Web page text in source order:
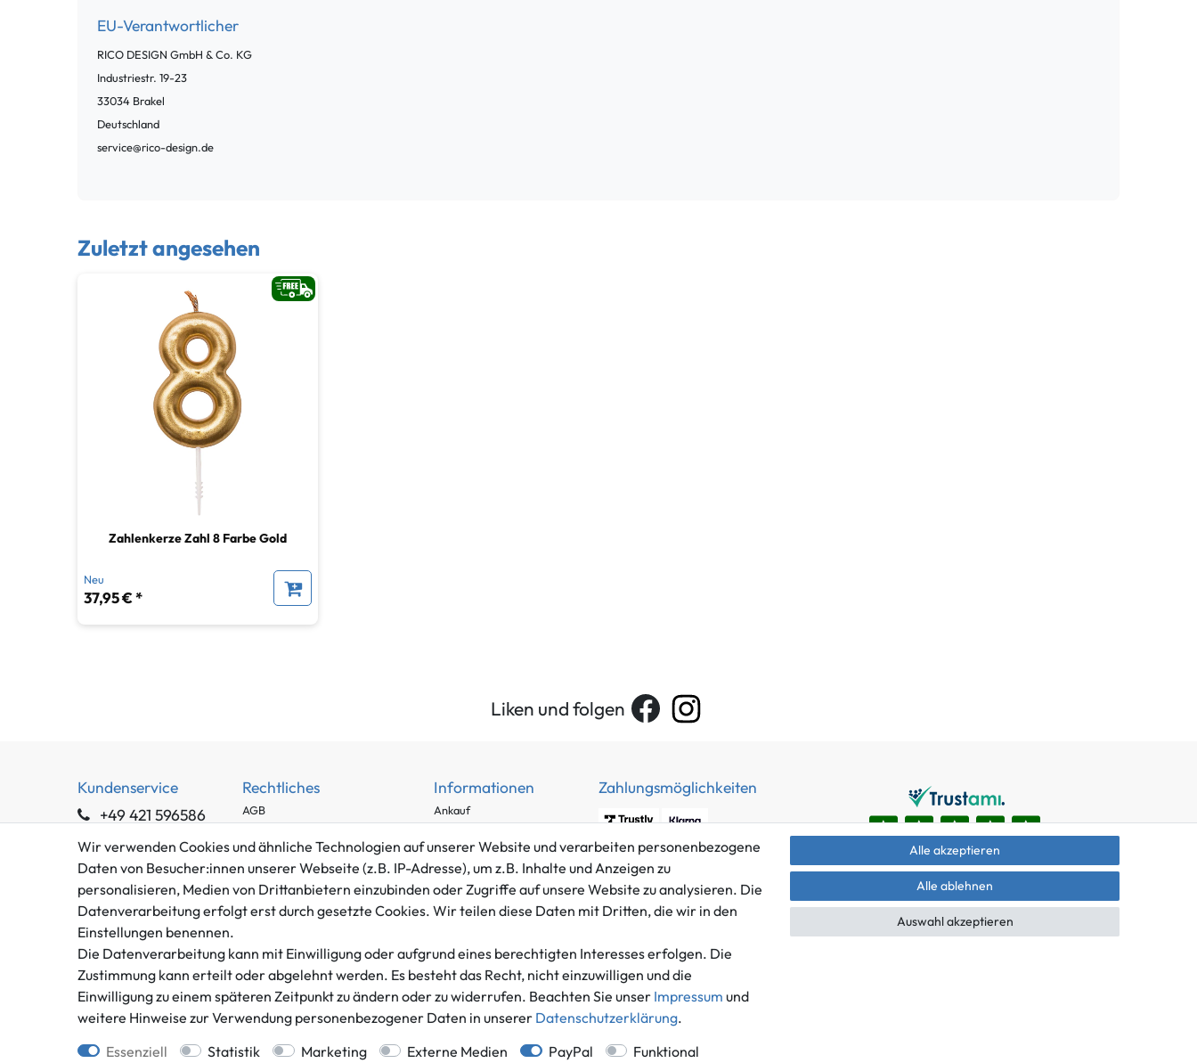
EU-Verantwortlicher
RICO DESIGN GmbH & Co. KG
Industriestr. 19-23
33034 Brakel
Deutschland
service@rico-design.de
Zuletzt angesehen
Zahlenkerze Zahl 8 Farbe Gold
Neu
37,95 € *
Liken und folgen
Kundenservice
+49 421 596586
info@gameworld.de
Kontaktformular
Rechtliches
AGB
Datenschutzerklärung
Barrierefreiheitserklärung
Widerrufs­recht
Informationen
Ankauf
Häufig gestellte Fragen
Zahlung und Versand
Batterieentsorgung
Zahlungsmöglichkeiten
Mitglied im Händlerbund
Versand innerhalb Deutschlands.
*Alle Preise inkl. gesetzlicher MwSt.,zzgl. Versandkosten
** gilt für Lieferungen innerhalb Deutschlands, Lieferzeiten für andere Länder entnehmen Sie bitte der Schaltfläche mit den Versandinformationen.
Wir verwenden Cookies und ähnliche Technologien auf unserer Website und verarbeiten personenbezogene
Daten von Besucher:innen unserer Webseite (z.B. IP-Adresse), um z.B. Inhalte und Anzeigen zu
personalisieren, Medien von Drittanbietern einzubinden oder Zugriffe auf unsere Website zu analysieren. Die
Datenverarbeitung erfolgt erst durch gesetzte Cookies. Wir teilen diese Daten mit Dritten, die wir in den
Einstellungen benennen.
Die Datenverarbeitung kann mit Einwilligung oder aufgrund eines berechtigten Interesses erfolgen. Die
Zustimmung kann erteilt oder abgelehnt werden. Es besteht das Recht, nicht einzuwilligen und die
Einwilligung zu einem späteren Zeitpunkt zu ändern oder zu widerrufen. Beachten Sie unser Impressum und
weitere Hinweise zur Verwendung personenbezogener Daten in unserer Daten­schutz­erklärung.
Essenziell
Statistik Marketing Externe Medien PayPal Funktional
Alle akzeptieren
Alle ablehnen
Auswahl akzeptieren